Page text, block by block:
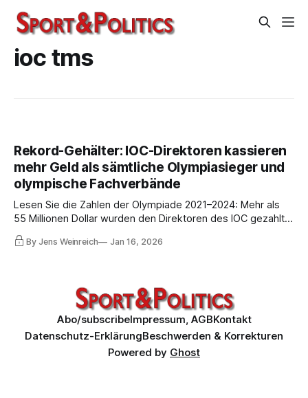
ioc tms
Rekord-Gehälter: IOC-Direktoren kassieren
mehr Geld als sämtliche Olympiasieger und
olympische Fachverbände
Lesen Sie die Zahlen der Olympiade 2021–2024: Mehr als
55 Millionen Dollar wurden den Direktoren des IOC gezahlt –
viel mehr als die olympischen Verbände der obersten
Kategorie (World Athletics & Co) vom IOC erhalten. Die
By Jens Weinreich Jan 16, 2026
Abo/subscribeImpressum, AGBKontakt
Datenschutz-ErklärungBeschwerden & Korrekturen
Powered by Ghost